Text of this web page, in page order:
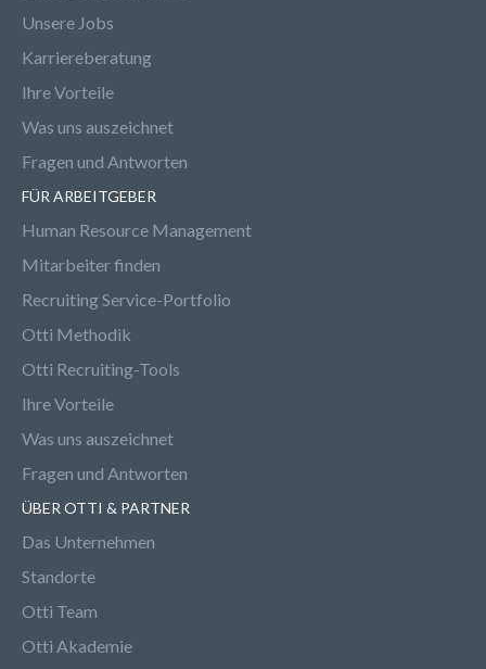
Unsere Jobs
Karriereberatung
Ihre Vorteile
Was uns auszeichnet
Fragen und Antworten
FÜR ARBEITGEBER
Human Resource Management
Mitarbeiter finden
Recruiting Service-Portfolio
Otti Methodik
Otti Recruiting-Tools
Ihre Vorteile
Was uns auszeichnet
Fragen und Antworten
ÜBER OTTI & PARTNER
Das Unternehmen
Standorte
Otti Team
Otti Akademie